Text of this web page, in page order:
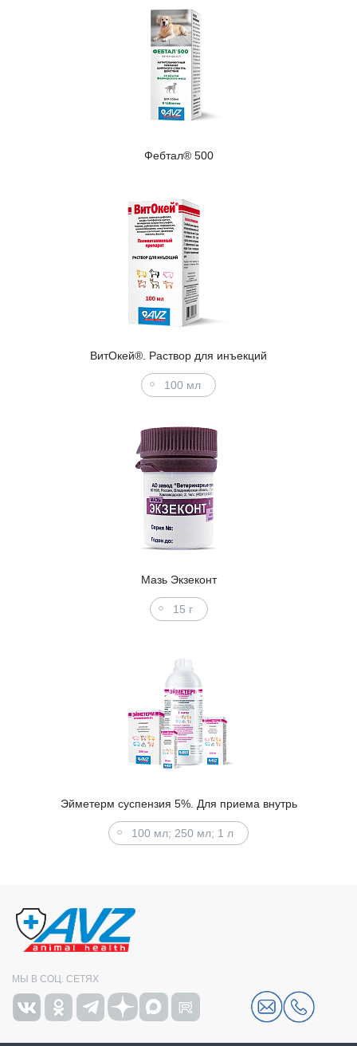
Фебтал® 500
ВитОкей®. Раствор для инъекций
100 мл
Мазь Экзеконт
15 г
Эйметерм суспензия 5%. Для приема внутрь
100 мл; 250 мл; 1 л
МЫ В СОЦ. СЕТЯХ